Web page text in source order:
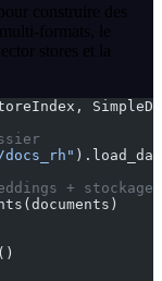
construire des
formats, le
stores et la
+ stockage)